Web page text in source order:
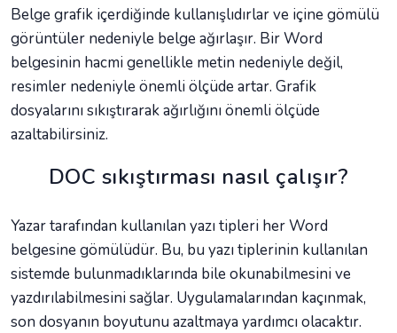
Belge grafik içerdiğinde kullanışlıdırlar ve içine gömülü
görüntüler nedeniyle belge ağırlaşır. Bir Word
belgesinin hacmi genellikle metin nedeniyle değil,
resimler nedeniyle önemli ölçüde artar. Grafik
dosyalarını sıkıştırarak ağırlığını önemli ölçüde
azaltabilirsiniz.
DOC sıkıştırması nasıl çalışır?
Yazar tarafından kullanılan yazı tipleri her Word
belgesine gömülüdür. Bu, bu yazı tiplerinin kullanılan
sistemde bulunmadıklarında bile okunabilmesini ve
yazdırılabilmesini sağlar. Uygulamalarından kaçınmak,
son dosyanın boyutunu azaltmaya yardımcı olacaktır.